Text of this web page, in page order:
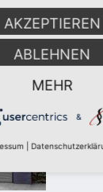
AKZEPTIEREN
ABLEHNEN
MEHR
&